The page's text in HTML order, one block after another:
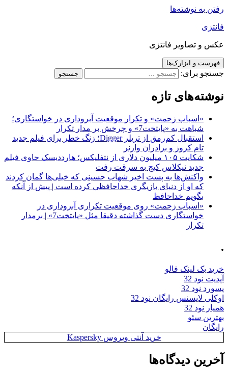
رفتن به نوشته‌ها
فانتزی
عکس و تصاویر فانتزی
فهرست و ابزارک‌ها
جستجو برای:
نوشته‌های تازه
«اسباب زحمت» و تکرار موقعیت آبروداری در خواستگاری؛
شباهت به «پایتخت7» و چرخش بر مدار تکرار
استقبال کم‌رمق از تریلر Digger؛ زنگ خطر برای فیلم جدید
تام کروز و برادران وارنر
شکایت ۱۰۵ میلیون دلاری از نتفلیکس؛ هارددیسک حاوی فیلم
جدید نیکلاس کیج به سرقت رفت
واکنش‌ها به پست اخیر شهاب حسینی که خیلی‌ها گمان کردند
که او از دنیای بازیگری خداحافظی کرده است | پیش از آنکه
بگویم خداحافظ
«اسباب زحمت» روی موقعیت تکراری آبروداری در
خواستگاری دست گذاشته دقیقا مثل «پایتخت7» | برمدار
تکرار
.
خرید بک لینک فالو
آپدیت نود 32
پسورد نود 32
اوکلی لایسنس رایگان نود 32
همیار نود 32
بهترین سئو
رایگان
خرید آنتی ویروس Kaspersky
آخرین دیدگاه‌ها